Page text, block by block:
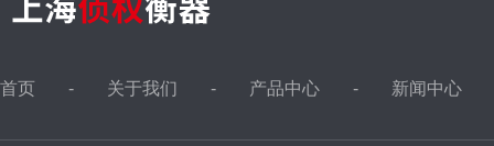
首页 关于我们 产品中心 新闻中心